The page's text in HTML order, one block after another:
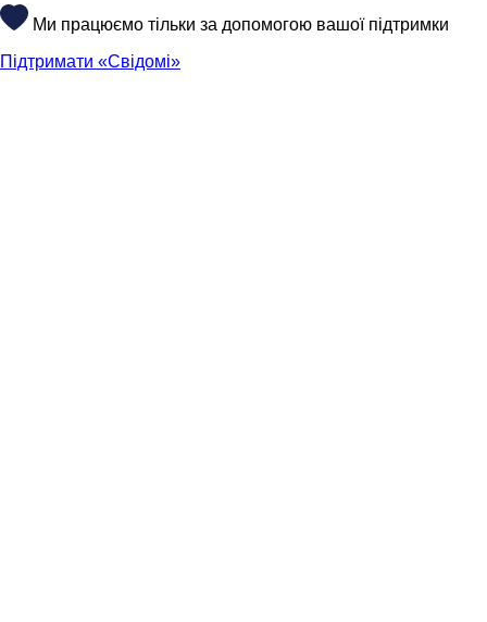
Ми працюємо тільки за допомогою вашої підтримки
Підтримати «Свідомі»